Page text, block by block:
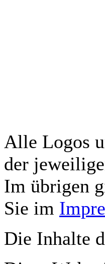
Alle Logos
der
Im übrigen
Sie im
Die Inhalte